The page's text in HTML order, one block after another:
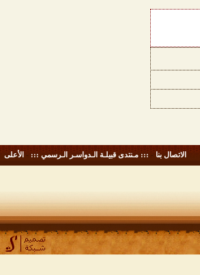
الاتصال بنا - ::: مـنتدى قبيلـة الـدواسـر الـرسمي ::: - الأعلى